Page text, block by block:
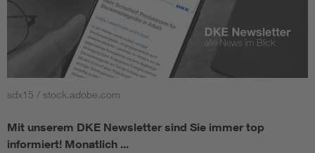
sdx15 / stock.adobe.com
Mit unserem DKE Newsletter sind Sie immer top
informiert! Monatlich ...